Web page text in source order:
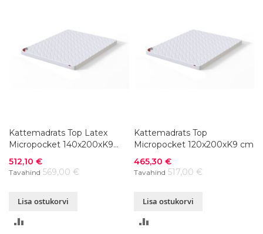
Kattemadrats Top Latex
Micropocket 140x200xK9
cm
Soodushind
512,10 €
Tavahind 569,00 €
Lisa ostukorvi
Kattemadrats Top
Micropocket 120x200xK9 cm
Soodushind
465,30 €
Tavahind 517,00 €
Lisa ostukorvi